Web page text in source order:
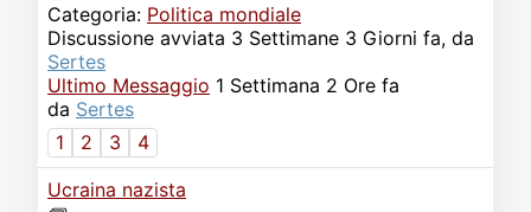
Categoria: Politica mondiale
Discussione avviata 3 Settimane 3 Giorni fa, da
Sertes
Ultimo Messaggio 1 Settimana 2 Ore fa
da Sertes
1
2 3 4
Ucraina nazista